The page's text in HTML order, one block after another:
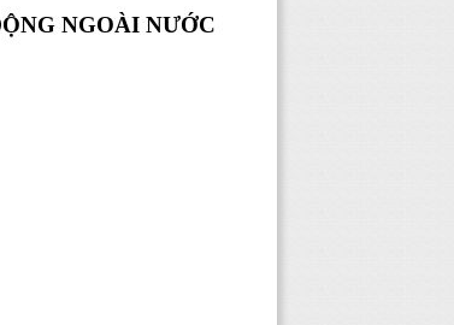
NGOÀI NƯỚC